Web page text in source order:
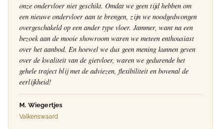
onze ondervloer niet geschikt. Omdat we geen tijd hebben om
een nieuwe ondervloer aan te brengen, zijn we noodgedwongen
overgeschakeld op een ander type vloer. Jammer, want na een
bezoek aan de mooie showroom waren we meteen enthousiast
over het aanbod. En hoewel we dus geen mening kunnen geven
over de kwaliteit van de gietvloer, waren we gedurende het
gehele traject blij met de adviezen, flexibiliteit en bovenal de
eerlijkheid!
M. Wiegertjes
Valkenswaard